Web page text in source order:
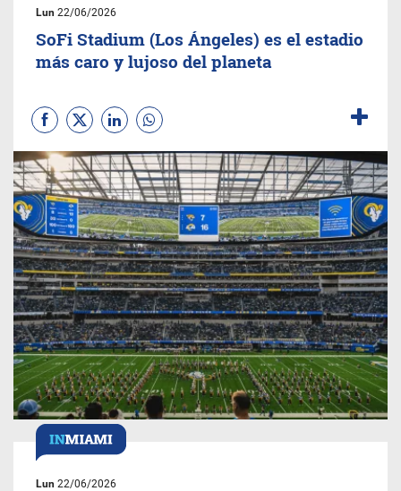
Lun 22/06/2026
SoFi Stadium (Los Ángeles) es el estadio
más caro y lujoso del planeta
Lun 22/06/2026